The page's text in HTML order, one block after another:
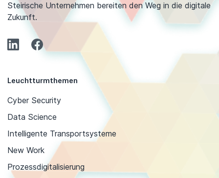
Steirische Unternehmen bereiten den Weg in die digitale
Zukunft.
Leuchtturmthemen
Cyber Security
Data Science
Intelligente Transportsysteme
New Work
Prozessdigitalisierung